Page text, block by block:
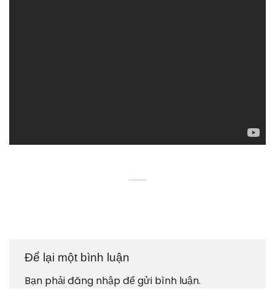
Để lại một bình luận
Bạn phảiđăng nhậpđể gửi bình luận.